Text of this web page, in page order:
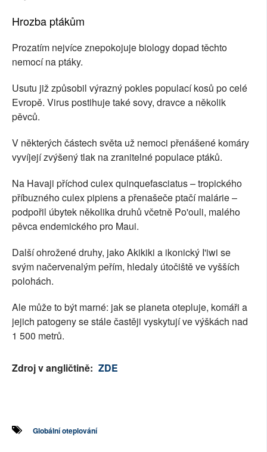
Hrozba ptákům
Prozatím nejvíce znepokojuje biology dopad těchto
nemocí na ptáky.
Usutu již způsobil výrazný pokles populací kosů po celé
Evropě. Virus postihuje také sovy, dravce a několik
pěvců.
V některých částech světa už nemoci přenášené komáry
vyvíjejí zvýšený tlak na zranitelné populace ptáků.
Na Havaji příchod culex quinquefasciatus – tropického
příbuzného culex pipiens a přenašeče ptačí malárie –
podpořil úbytek několika druhů včetně Po'ouli, malého
pěvca endemického pro Maui.
Další ohrožené druhy, jako Akikiki a ikonický I'iwi se
svým načervenalým peřím, hledaly útočiště ve vyšších
polohách.
Ale může to být marné: jak se planeta otepluje, komáři a
jejich patogeny se stále častěji vyskytují ve výškách nad
1 500 metrů.
Zdroj v angličtině: ZDE
Globální oteplování